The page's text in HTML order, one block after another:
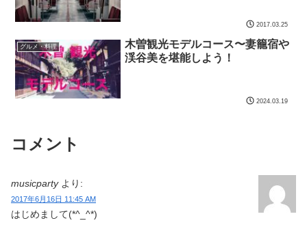
2017.03.25
グルメ・料理
木曽観光モデルコース〜妻籠宿や
渓谷美を堪能しよう！
2024.03.19
コメント
musicparty より:
2017年6月16日 11:45 AM
はじめまして(*^_^*)